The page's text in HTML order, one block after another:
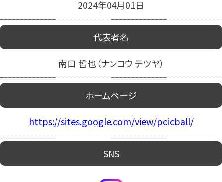
2024年04月01日
代表者名
南口 哲也（ナンコウ テツヤ）
ホームページ
https://sites.google.com/view/poicball/
SNS